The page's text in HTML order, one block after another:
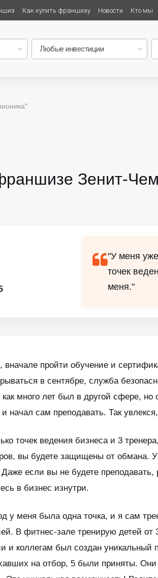
Как купить франшизу Новости Кто мы
Зенит-
"У меня
точек
меня."
пройти обучение и
в сентябре, служба
много лет был в другой сфере,
начал сам преподавать. Так
точек ведения бизнеса и 3
вы будете защищены от обмана.
если вы не будете
в бизнес изнутри.
у меня была одна точка, и я сам
В фитнес-зале тренирую детей
и коллегам был создан
на отбор, 5 были приняты.